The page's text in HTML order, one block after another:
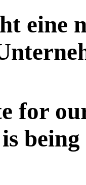
eine
for
is